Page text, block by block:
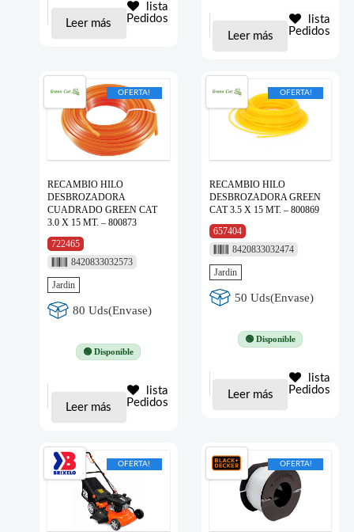
Leer más
lista
Pedidos
Leer más
lista
Pedidos
OFERTA!
RECAMBIO HILO
DESBROZADORA
CUADRADO GREEN CAT
3.0 X 15 MT. – 800873
722465
8420833032573
Jardin
80 Uds(Envase)
🟢 Disponible
Leer más
lista
Pedidos
OFERTA!
RECAMBIO HILO
DESBROZADORA GREEN
CAT 3.5 X 15 MT. – 800869
657404
8420833032474
Jardin
50 Uds(Envase)
🟢 Disponible
Leer más
lista
Pedidos
OFERTA! OFERTA!